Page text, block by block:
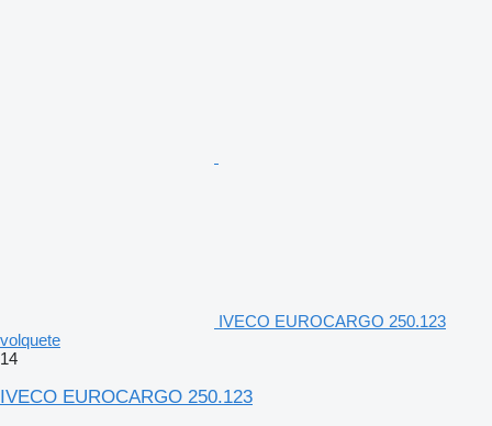
IVECO EUROCARGO 250.123
volquete
14
IVECO EUROCARGO 250.123